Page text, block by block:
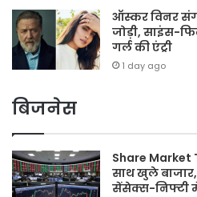
ऑस्कर विनर संग
जोड़ी, साइंस-
गर्ल की एंट्री
1 day ago
बिजनेस
Share Market
साथ खुले
सेंसेक्स-निफ्टी